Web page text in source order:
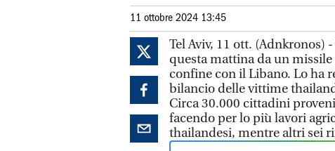
11 ottobre 2024 13:45
Tel Aviv, 11 ott. (Adnkronos)
questa mattina da un
confine con il Libano. Lo ha
bilancio delle vittime
Circa 30.000 cittadini
facendo per lo più lavori
thailandesi, mentre altri sei